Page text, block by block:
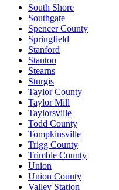
South Shore
Southgate
Spencer County
Springfield
Stanford
Stanton
Stearns
Sturgis
Taylor County
Taylor Mill
Taylorsville
Todd County
Tompkinsville
Trigg County
Trimble County
Union
Union County
Valley Station